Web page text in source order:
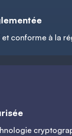
et conforme à la